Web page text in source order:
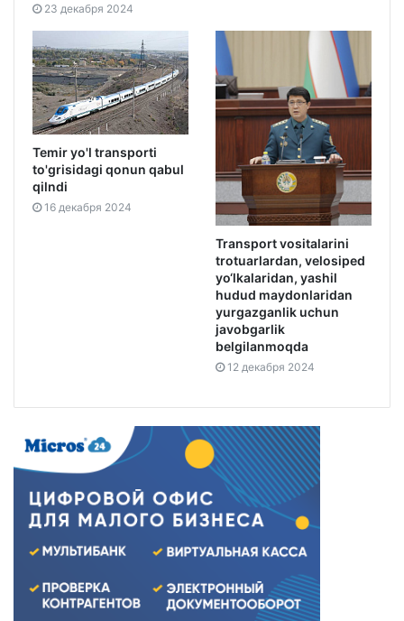
23 декабря 2024
Temir yo'l transporti
to'grisidagi qonun qabul
qilndi
16 декабря 2024
Transport vositalarini
trotuarlardan, velosiped
yo‘lkalaridan, yashil
hudud maydonlaridan
yurgazganlik uchun
javobgarlik
belgilanmoqda
12 декабря 2024